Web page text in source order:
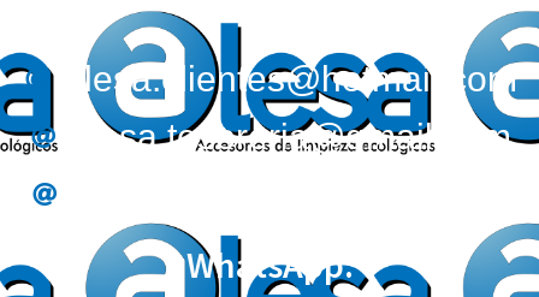
alesa.clientes@hotmail.com
alesa.tesoreria@gmail.com
WhatsApp: